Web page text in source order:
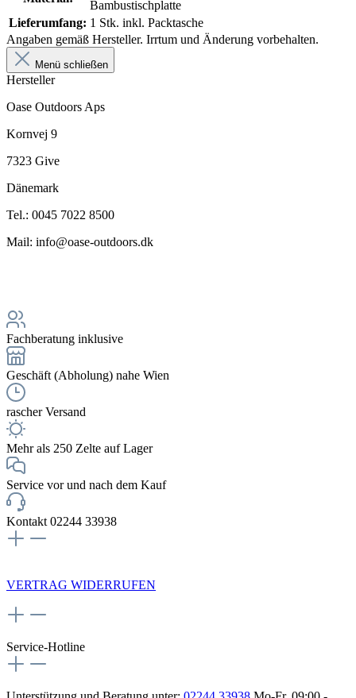
Bambustischplatte
Lieferumfang: 1 Stk. inkl. Packtasche
Angaben gemäß Hersteller. Irrtum und Änderung vorbehalten.
Menü schließen
Hersteller
Oase Outdoors Aps
Kornvej 9
7323 Give
Dänemark
Tel.: 0045 7022 8500
Mail: info@oase-outdoors.dk
Fachberatung inklusive
Geschäft (Abholung) nahe Wien
rascher Versand
Mehr als 250 Zelte auf Lager
Service vor und nach dem Kauf
Kontakt 02244 33938
VERTRAG WIDERRUFEN
Service-Hotline